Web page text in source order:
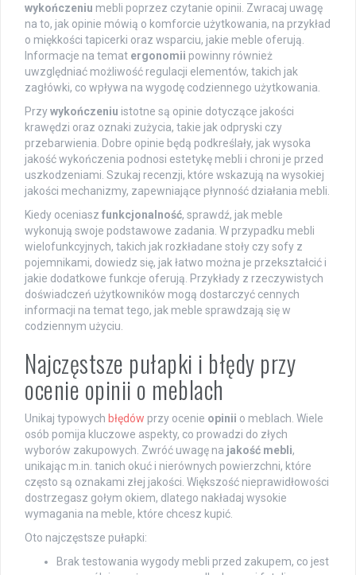
wykończeniu mebli poprzez czytanie opinii. Zwracaj uwagę
na to, jak opinie mówią o komforcie użytkowania, na przykład
o miękkości tapicerki oraz wsparciu, jakie meble oferują.
Informacje na temat ergonomii powinny również
uwzględniać możliwość regulacji elementów, takich jak
zagłówki, co wpływa na wygodę codziennego użytkowania.
Przywykończeniu istotne są opinie dotyczące jakości
krawędzi oraz oznaki zużycia, takie jak odpryski czy
przebarwienia. Dobre opinie będą podkreślały, jak wysoka
jakość wykończenia podnosi estetykę mebli i chroni je przed
uszkodzeniami. Szukaj recenzji, które wskazują na wysokiej
jakości mechanizmy, zapewniające płynność działania mebli.
Kiedy oceniasz funkcjonalność, sprawdź, jak meble
wykonują swoje podstawowe zadania. W przypadku mebli
wielofunkcyjnych, takich jak rozkładane stoły czy sofy z
pojemnikami, dowiedz się, jak łatwo można je przekształcić i
jakie dodatkowe funkcje oferują. Przykłady z rzeczywistych
doświadczeń użytkowników mogą dostarczyć cennych
informacji na temat tego, jak meble sprawdzają się w
codziennym użyciu.
Najczęstsze pułapki i błędy przy
ocenie opinii o meblach
Unikaj typowych błędów przy ocenie opinii o meblach. Wiele
osób pomija kluczowe aspekty, co prowadzi do złych
wyborów zakupowych. Zwróć uwagę na jakość mebli,
unikając m.in. tanich okuć i nierównych powierzchni, które
często są oznakami złej jakości. Większość nieprawidłowości
dostrzegasz gołym okiem, dlatego nakładaj wysokie
wymagania na meble, które chcesz kupić.
Oto najczęstsze pułapki:
Brak testowania wygody mebli przed zakupem, co jest